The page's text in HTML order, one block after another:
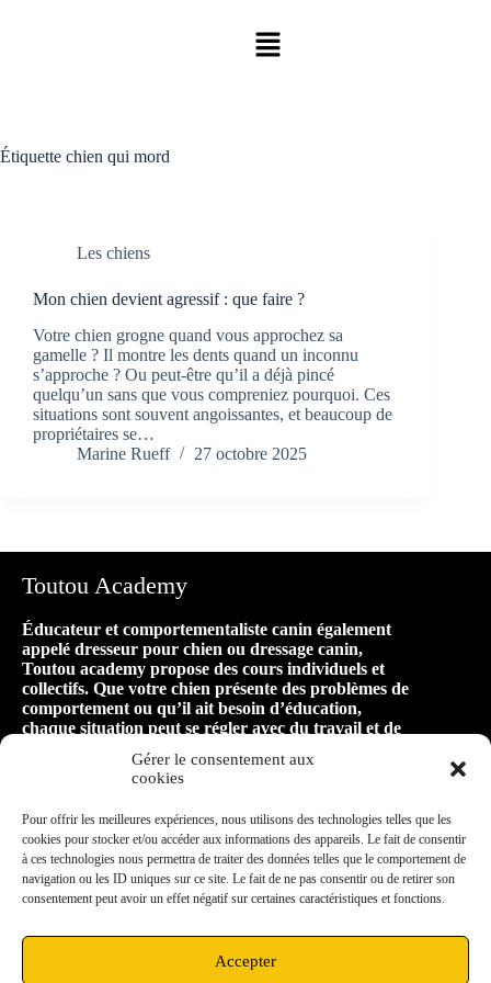
Gérer le consentement aux
cookies
Pour offrir les meilleures expériences, nous utilisons des technologies telles que les
cookies pour stocker et/ou accéder aux informations des appareils. Le fait de consentir
à ces technologies nous permettra de traiter des données telles que le comportement de
navigation ou les ID uniques sur ce site. Le fait de ne pas consentir ou de retirer son
consentement peut avoir un effet négatif sur certaines caractéristiques et fonctions.
Accepter
Étiquette chien qui mord
Les chiens
Mon chien devient agressif : que faire ?
Votre chien grogne quand vous approchez sa
gamelle ? Il montre les dents quand un inconnu
s’approche ? Ou peut-être qu’il a déjà pincé
quelqu’un sans que vous compreniez pourquoi. Ces
situations sont souvent angoissantes, et beaucoup de
propriétaires se…
Marine Rueff
27 octobre 2025
Toutou Academy
Éducateur et comportementaliste canin également
appelé dresseur pour chien ou dressage canin,
Toutou academy propose des cours individuels et
collectifs. Que votre chien présente des problèmes de
comportement ou qu’il ait besoin d’éducation,
chaque situation peut se régler avec du travail et de
faire le premier pas vers une relation harmonieuse
et équilibrée avec son animal, pour de longues
Mon secteur d’intervention
je me déplace dans un rayon de 10km aux
alentours : Montbéliard, Grand-Charmont,
Exincourt, Nommay, Étupes, Audincourt,